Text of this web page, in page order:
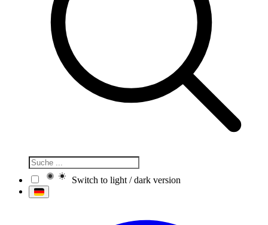
Switch to light / dark version